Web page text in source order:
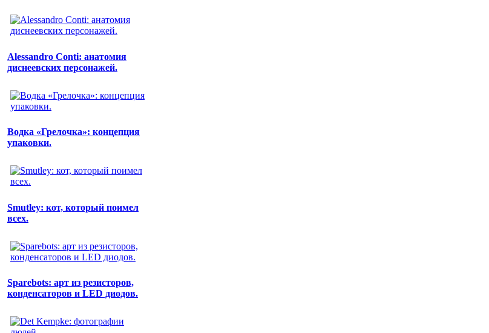
Alessandro Conti: анатомия
диснеевских персонажей.
Водка «Грелочка»: концепция
упаковки.
Smutley: кот, который поимел
всех.
Sparebots: арт из резисторов,
конденсаторов и LED диодов.